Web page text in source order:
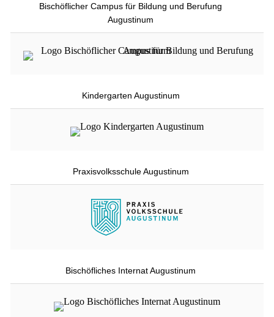
Bischöflicher Campus für Bildung und Berufung
Augustinum
Kindergarten Augustinum
Praxisvolksschule Augustinum
Bischöfliches Internat Augustinum